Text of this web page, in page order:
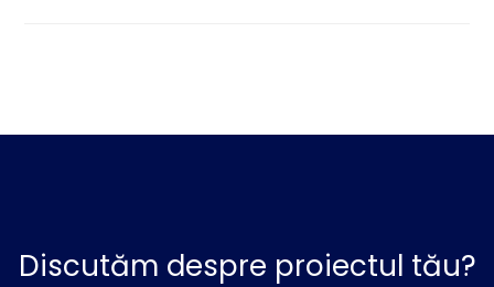
Discutăm despre proiectul tău?